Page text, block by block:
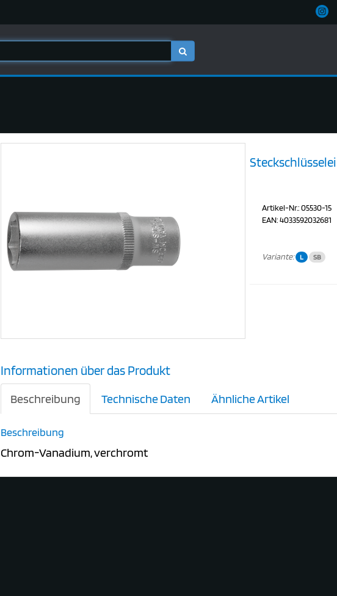
Artikel-Nr.: 05530-15
EAN: 4033592032681
Variante: L SB
Informationen über das Produkt
Beschreibung Technische Daten Ähnliche Artikel
Beschreibung
Chrom-Vanadium, verchromt